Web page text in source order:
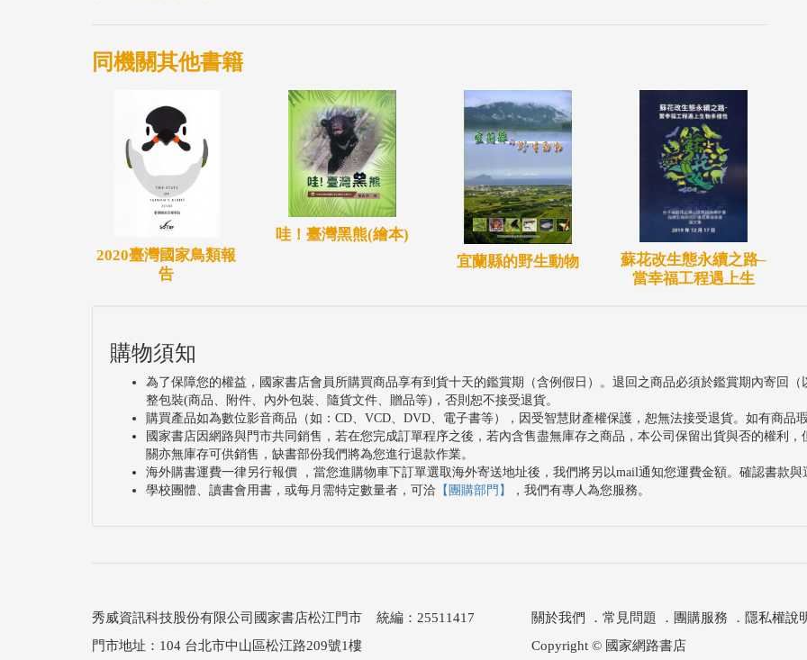
同機關其他書籍
2020臺灣國家鳥類報
告
哇！臺灣黑熊(繪本)
宜蘭縣的野生動物
蘇花改生態永續之路–
當幸福工程遇上生
購物須知
為了保障您的權益，國家書店會員所購買商品享有到貨十天的鑑賞期（含例假日）。退回之商品必須於鑑賞期內寄回
整包裝(商品、附件、內外包裝、隨貨文件、贈品等)，否則恕不接受退貨。
購買產品如為數位影音商品（如：CD、VCD、DVD、電子書等），因受智慧財產權保護，恕無法接受退貨。如有商品
國家書店因網路與門市共同銷售，若在您完成訂單程序之後，若內含售盡無庫存之商品，本公司保留出貨與否的權利
關亦無庫存可供銷售，缺書部份我們將為您進行退款作業。
海外購書運費一律另行報價 ，當您進購物車下訂單選取海外寄送地址後，我們將另以mail通知您運費金額。確認書款
學校團體、讀書會用書，或每月需特定數量者，可洽 【團購部門】 ，我們有專人為您服務。
秀威資訊科技股份有限公司國家書店松江門市 統編：25511417
門市地址：104 台北市中山區松江路209號1樓
關於我們 ． 常見問題 ． 團購服務 ． 隱私權說
Copyright © 國家網路書店